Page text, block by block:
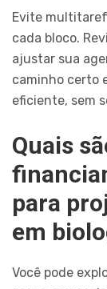
Evite
cada bloco.
ajustar sua
caminho certo
eficiente, sem
Quais
para
em
Você pode